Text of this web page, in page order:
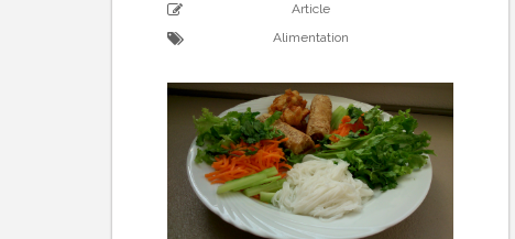
Article
Alimentation